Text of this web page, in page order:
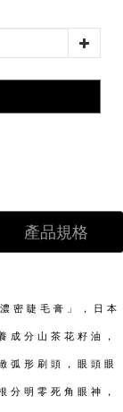
產品規格
密睫毛膏」，日本
成分山茶花籽油，
弧形刷頭，眼頭眼
分明零死角眼神，